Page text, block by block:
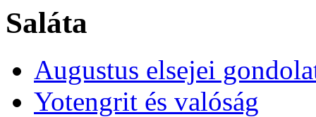
Saláta
Augustus elsejei
Yotengrit és valóság